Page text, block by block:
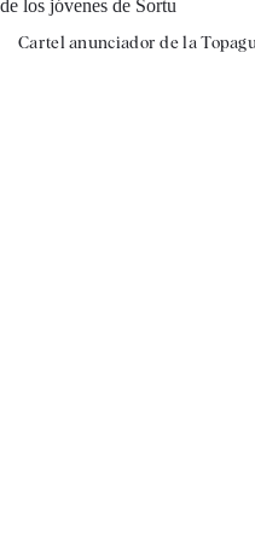
Cartel anunciador de la